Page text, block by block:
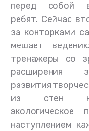
перед собой
ребят. Сейчас
за конторками
мешает
тренажеры со
расширения
развития
из стен
наступлением